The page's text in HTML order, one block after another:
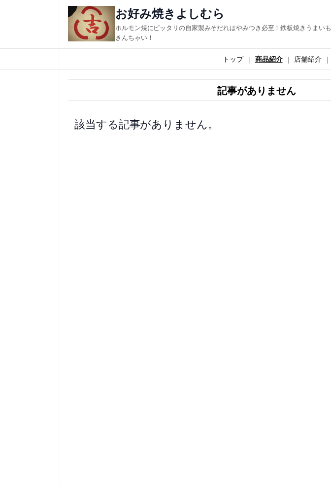
ス
キ
お好み焼きよしむら
ホルモン焼にピッタリの自家製みそだれはやみつき必至！鉄板焼きうまい
きんちゃい！
トップ 商品紹介 店舗紹介
記事がありません
該当する記事がありません。